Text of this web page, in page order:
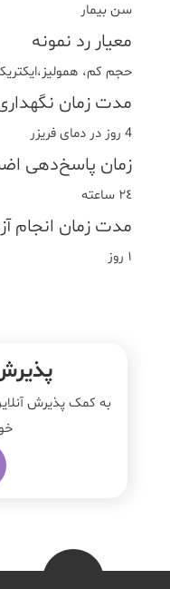
سن بيمار
معیار رد نمونه
حجم کم،
مدت زمان
4 روز در دمای فریزر
زمان پاسخ‌دهی
٢٤ ساعته
مدت زمان انجام
١ روز
به کمک پذیرش